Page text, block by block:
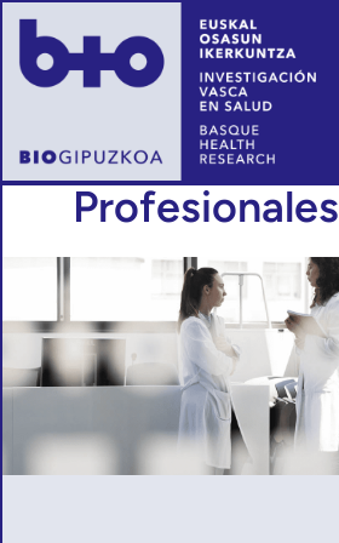
Profesionales